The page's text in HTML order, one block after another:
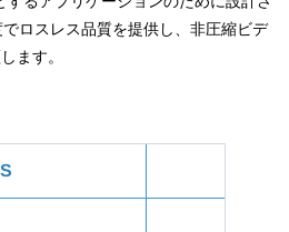
ロスレス品質を提供し、非圧縮ビデ
ます。